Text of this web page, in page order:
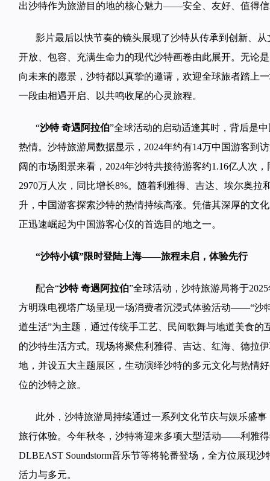
出沙特作为旅游目的地的核心魅力——安全、友好、值得
影片最后以快节奏的镜头展现了沙特从传承到创新、
开放、包容、充满生命力的现代沙特画卷由此展开。无论
向未来的愿景，沙特都以真挚的邀请，欢迎全球旅者踏上
一段由相遇开启、以共鸣收尾的心灵旅程。
“沙特 奇遇阿拉伯”全球活动的启动适逢其时，背后是
热情。沙特旅游局数据显示，2024年约有14万中国游客到
阔的市场图景来看，2024年沙特共接待游客约1.16亿人次
2970万人次，同比增长8%。随着利雅得、吉达、埃尔奥拉
升，中国游客探索沙特的热情持续高涨。凭借其深厚的文
正迅速崛起为中国游客心仪的首选目的地之一。
“沙特小镇”限时登陆上海——旅程未启，体验先行
配合“沙特 奇遇阿拉伯”全球活动，沙特旅游局将于
方明珠电视塔广场呈现一场消费者沉浸式体验活动——“沙
道生活”为主题，通过传统手工艺、民间歌舞与地道美食的
的沙特生活方式。现场将聚焦利雅得、吉达、红海、德拉
地，并设五大主题展区，生动演绎沙特的多元文化与热情
位的沙特之旅。
此外，沙特旅游局持续通过一系列文化节庆与娱乐盛
旅行体验。今年秋冬，沙特将迎来多项大型活动——利雅
DLBEAST Soundstorm音乐节等将轮番登场，全方位展现
活力与多元。